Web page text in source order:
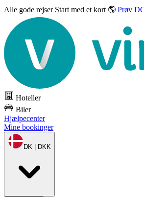
Alle gode rejser Start med et kort 🌎 Prøv
Hoteller
Biler
Hjælpecenter
Mine bookinger
DK | DKK